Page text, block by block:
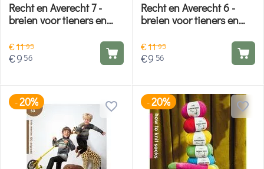
Recht en Averecht 7 -
breien voor tieners en
€1195
€9 56
Recht en Averecht 6 -
breien voor tieners en
€1195
€9 56
-20% -20%